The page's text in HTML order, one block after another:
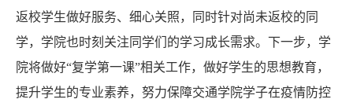
返校学生做好服务、细心关照，同时针对尚未返校的同
学，学院也时刻关注同学们的学习成长需求。下一步，学
院将做好“复学第一课”相关工作，做好学生的思想教育，
提升学生的专业素养，努力保障交通学院学子在疫情防控